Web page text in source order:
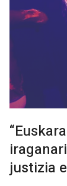
justizia